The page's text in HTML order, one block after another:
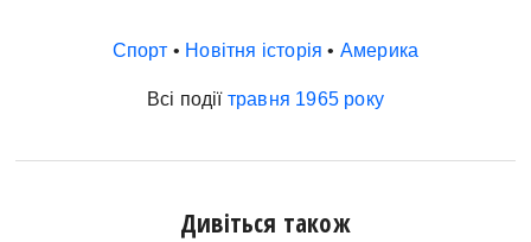
Спорт • Новітня історія • Америка
Всі події травня 1965 року
Дивіться також